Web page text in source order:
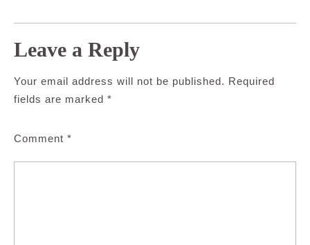
Leave a Reply
Your email address will not be published. Required
fields are marked *
Comment *